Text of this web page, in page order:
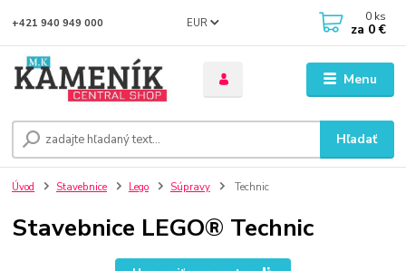
Menu
EUR
Hľadať
+421 940 949 000 0 ks
za 0 €
Úvod Stavebnice Lego Súpravy Technic
Stavebnice LEGO® Technic